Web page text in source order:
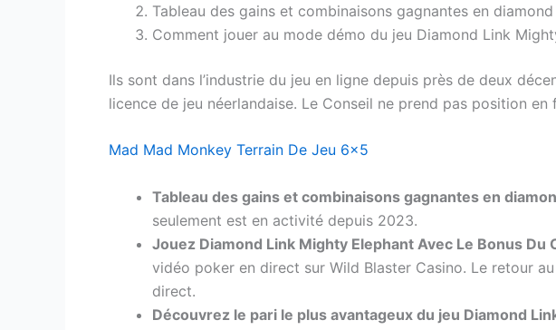
Tableau des gains et combinaisons gagnantes en
Comment jouer au mode démo du jeu Diamond Link
Ils sont dans l’industrie du jeu en ligne depuis près de deux
licence de jeu néerlandaise. Le Conseil ne prend pas position
Mad Mad Monkey Terrain De Jeu 6×5
Tableau des gains et combinaisons gagnantes en
seulement est en activité depuis 2023.
Jouez Diamond Link Mighty Elephant Avec Le Bonus Du
vidéo poker en direct sur Wild Blaster Casino. Le retour
direct.
Découvrez le pari le plus avantageux du jeu Diamond